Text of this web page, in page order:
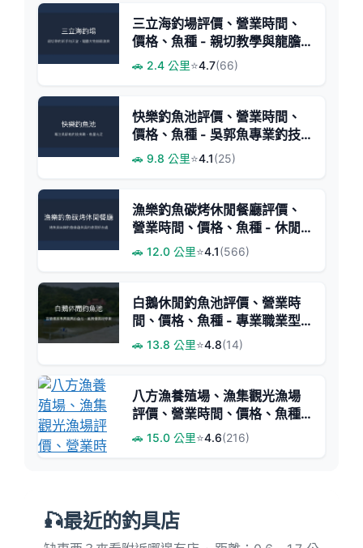
三立海釣場評價、營業時間、
價格、魚種 - 親切教學與龍膽
爆發力
🚗 2.4 公里⭐4.7(66)
快樂釣魚池評價、營業時間、
價格、魚種 - 吳郭魚專業釣技
🚗 9.8 公里⭐4.1(25)
漁樂釣魚碳烤休閒餐廳評價、
營業時間、價格、魚種 - 休閒
釣魚與美味烤魚體驗
🚗 12.0 公里⭐4.1(566)
白鵝休閒釣魚池評價、營業時
間、價格、魚種 - 專業職業型
釣場
🚗 13.8 公里⭐4.8(14)
八方漁養殖場、漁集觀光漁場
評價、營業時間、價格、魚種 -
親子友善海水釣魚體驗
🚗 15.0 公里⭐4.6(216)
🎣最近的釣具店